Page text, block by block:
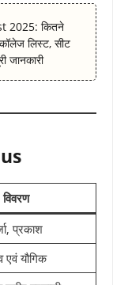
2025: कितने
लिस्ट, सीट
जानकारी
विवरण
प्रकाश
एवं यौगिक